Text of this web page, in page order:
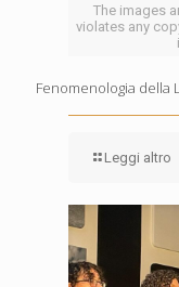
The images
violates any
Fenomenologia della
Leggi altro